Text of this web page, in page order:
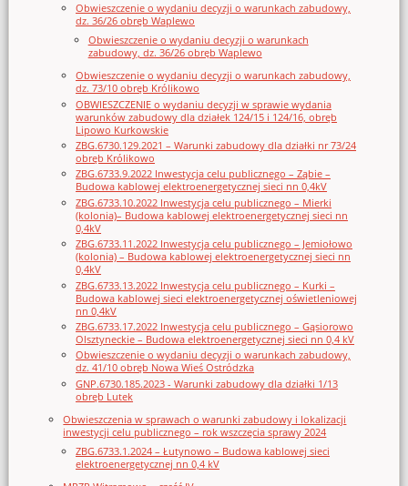
Obwieszczenie o wydaniu decyzji o warunkach zabudowy,
dz. 36/26 obręb Waplewo
Obwieszczenie o wydaniu decyzji o warunkach
zabudowy, dz. 36/26 obręb Waplewo
Obwieszczenie o wydaniu decyzji o warunkach zabudowy,
dz. 73/10 obręb Królikowo
OBWIESZCZENIE o wydaniu decyzji w sprawie wydania
warunków zabudowy dla działek 124/15 i 124/16, obręb
Lipowo Kurkowskie
ZBG.6730.129.2021 – Warunki zabudowy dla działki nr 73/24
obręb Królikowo
ZBG.6733.9.2022 Inwestycja celu publicznego – Ząbie –
Budowa kablowej elektroenergetycznej sieci nn 0,4kV
ZBG.6733.10.2022 Inwestycja celu publicznego – Mierki
(kolonia)– Budowa kablowej elektroenergetycznej sieci nn
0,4kV
ZBG.6733.11.2022 Inwestycja celu publicznego – Jemiołowo
(kolonia) – Budowa kablowej elektroenergetycznej sieci nn
0,4kV
ZBG.6733.13.2022 Inwestycja celu publicznego – Kurki –
Budowa kablowej sieci elektroenergetycznej oświetleniowej
nn 0,4kV
ZBG.6733.17.2022 Inwestycja celu publicznego – Gąsiorowo
Olsztyneckie – Budowa elektroenergetycznej sieci nn 0,4 kV
Obwieszczenie o wydaniu decyzji o warunkach zabudowy,
dz. 41/10 obręb Nowa Wieś Ostródzka
GNP.6730.185.2023 - Warunki zabudowy dla działki 1/13
obręb Lutek
Obwieszczenia w sprawach o warunki zabudowy i lokalizacji
inwestycji celu publicznego – rok wszczęcia sprawy 2024
ZBG.6733.1.2024 – Łutynowo – Budowa kablowej sieci
elektroenergetycznej nn 0,4 kV